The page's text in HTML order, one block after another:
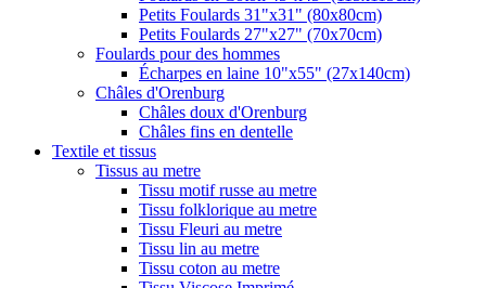
Petits Foulards 31"x31" (80x80cm)
Petits Foulards 27"x27" (70x70cm)
Foulards pour des hommes
Écharpes en laine 10"x55" (27x140cm)
Châles d'Orenburg
Châles doux d'Orenburg
Châles fins en dentelle
Textile et tissus
Tissus au metre
Tissu motif russe au metre
Tissu folklorique au metre
Tissu Fleuri au metre
Tissu lin au metre
Tissu coton au metre